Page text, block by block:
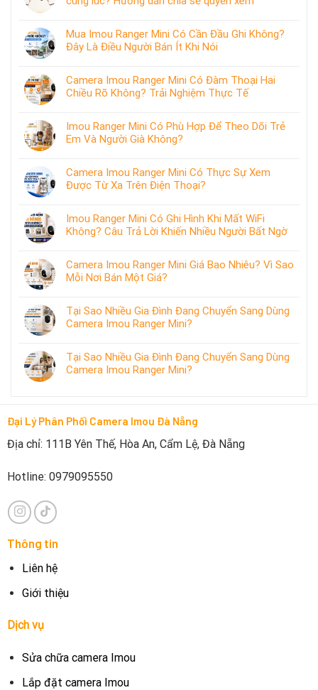
Mua Imou Ranger Mini Có Cần Đầu Ghi Không?
Đây Là Điều Người Bán Ít Khi Nói
Camera Imou Ranger Mini Có Đàm Thoại Hai
Chiều Rõ Không? Trải Nghiệm Thực Tế
Imou Ranger Mini Có Phù Hợp Để Theo Dõi Trẻ
Em Và Người Già Không?
Camera Imou Ranger Mini Có Thực Sự Xem
Được Từ Xa Trên Điện Thoại?
Imou Ranger Mini Có Ghi Hình Khi Mất WiFi
Không? Câu Trả Lời Khiến Nhiều Người Bất Ngờ
Camera Imou Ranger Mini Giá Bao Nhiêu? Vì Sao
Mỗi Nơi Bán Một Giá?
Tại Sao Nhiều Gia Đình Đang Chuyển Sang Dùng
Camera Imou Ranger Mini?
Tại Sao Nhiều Gia Đình Đang Chuyển Sang Dùng
Camera Imou Ranger Mini?
Đại Lý Phân Phối Camera Imou Đà Nẵng
Địa chỉ: 111B Yên Thế, Hòa An, Cẩm Lệ, Đà Nẵng
Hotline: 0979095550
Thông tin
Liên hệ
Giới thiệu
Dịch vụ
Sửa chữa camera Imou
Lắp đặt camera Imou